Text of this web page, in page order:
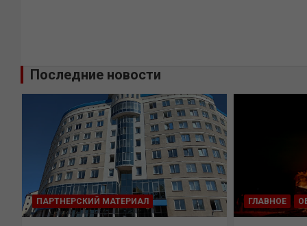
Последние новости
ПАРТНЕРСКИЙ МАТЕРИАЛ ГЛАВНОЕ